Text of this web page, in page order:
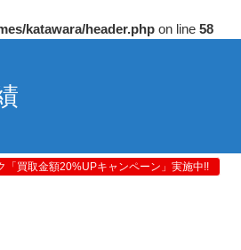
katawara/header.php on line 58
「買取金額20%UPキャンペーン」実施中!!